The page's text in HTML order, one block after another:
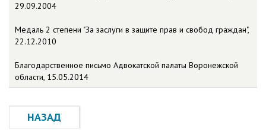
29.09.2004
Медаль 2 степени "За заслуги в защите прав и свобод граждан",
22.12.2010
Благодарственное письмо Адвокатской палаты Воронежской
области, 15.05.2014
НАЗАД